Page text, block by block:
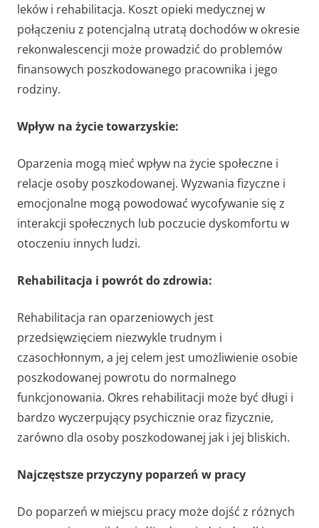
leków i rehabilitacja. Koszt opieki medycznej w
połączeniu z potencjalną utratą dochodów w okresie
rekonwalescencji może prowadzić do problemów
finansowych poszkodowanego pracownika i jego
rodziny.
Wpływ na życie towarzyskie:
Oparzenia mogą mieć wpływ na życie społeczne i
relacje osoby poszkodowanej. Wyzwania fizyczne i
emocjonalne mogą powodować wycofywanie się z
interakcji społecznych lub poczucie dyskomfortu w
otoczeniu innych ludzi.
Rehabilitacja i powrót do zdrowia:
Rehabilitacja ran oparzeniowych jest
przedsięwzięciem niezwykle trudnym i
czasochłonnym, a jej celem jest umożliwienie osobie
poszkodowanej powrotu do normalnego
funkcjonowania. Okres rehabilitacji może być długi i
bardzo wyczerpujący psychicznie oraz fizycznie,
zarówno dla osoby poszkodowanej jak i jej bliskich.
Najczęstsze przyczyny poparzeń w pracy
Do poparzeń w miejscu pracy może dojść z różnych